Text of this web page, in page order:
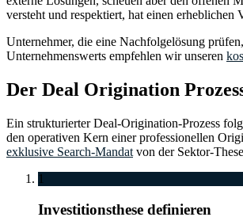
versteht und respektiert, hat einen erheblichen
Unternehmer, die eine Nachfolgelösung
Unternehmenswerts empfehlen wir unseren
Der Deal Origination
Ein strukturierter Deal-Origination-Prozess
den operativen Kern einer professionellen
exklusive Search-Mandat von der Sektor-
1
Investitionsthese definieren